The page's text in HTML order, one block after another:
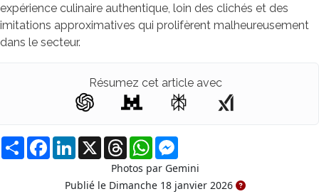
expérience culinaire authentique, loin des clichés et des
imitations approximatives qui prolifèrent malheureusement
dans le secteur.
Résumez cet article avec
PartagerFacebook
LinkedIn
X ThreadsWhatsApp
Photos par Gemini
Publié le Dimanche 18 janvier 2026